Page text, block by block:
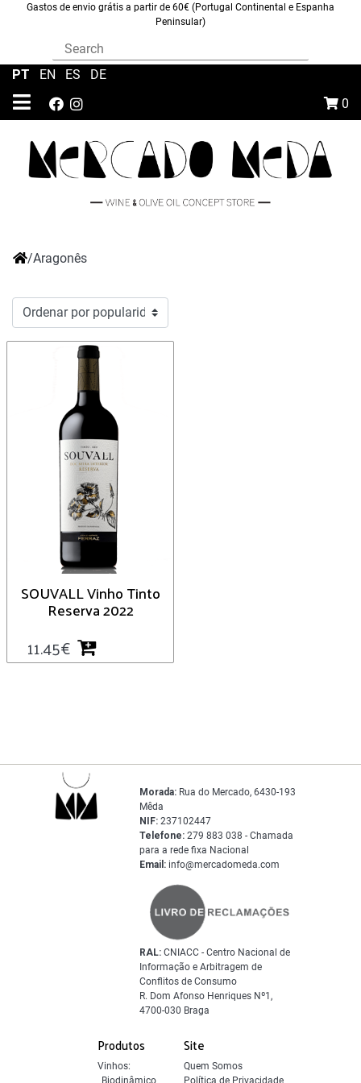
Gastos de envio grátis a partir de 60€ (Portugal Continental e Espanha
Peninsular)
0
PT EN ES DE
/Aragonês
SOUVALL Vinho Tinto
Reserva 2022
11.45€
Produtos
Vinhos:
Site
Quem Somos
Morada: Rua do Mercado, 6430-193
Mêda
NIF: 237102447
Telefone: 279 883 038 - Chamada
para a rede fixa Nacional
Email: info@mercadomeda.com
RAL: CNIACC - Centro Nacional de
Informação e Arbitragem de
Conflitos de Consumo
R. Dom Afonso Henriques Nº1,
4700-030 Braga